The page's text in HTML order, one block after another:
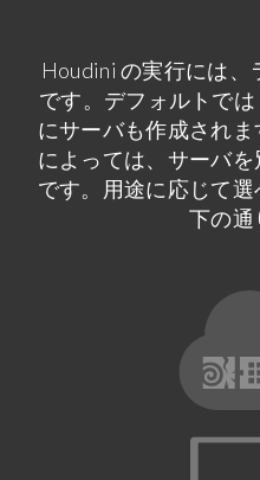
Houdini の実行には
です。デフォルトで
にサーバも作成され
によっては、サーバ
です。用途に応じて
下の通